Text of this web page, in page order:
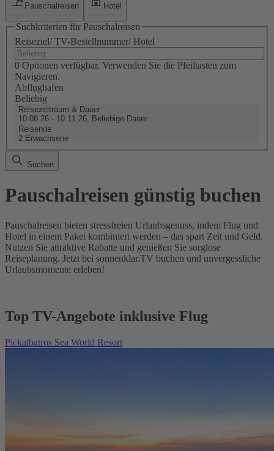
Pauschalreisen Hotel
Suchkriterien für Pauschalreisen
Reiseziel/ TV-Bestellnummer/ Hotel
0 Optionen verfügbar. Verwenden Sie die Pfeiltasten zum
Navigieren.
Abflughafen
Beliebig
Reisezeitraum & Dauer
10.08.26 - 10.11.26, Beliebige Dauer
Reisende
2 Erwachsene
Suchen
Pauschalreisen günstig buchen
Pauschalreisen bieten stressfreien Urlaubsgenuss, indem Flug und
Hotel in einem Paket kombiniert werden – das spart Zeit und Geld.
Nutzen Sie attraktive Rabatte und genießen Sie sorglose
Reiseplanung. Jetzt bei sonnenklar.TV buchen und unvergessliche
Urlaubsmomente erleben!
Top TV-Angebote inklusive Flug
Pickalbatros Sea World Resort